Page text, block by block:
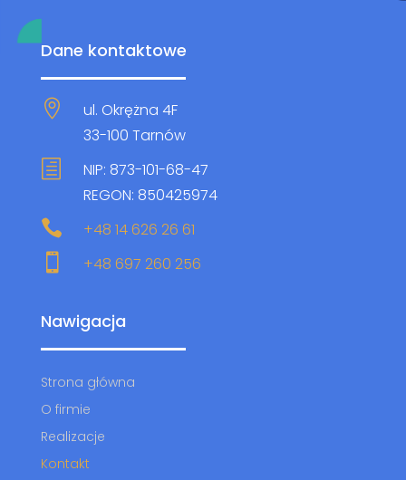
Dane kontaktowe

ul. Okrężna 4F
33-100 Tarnów
h
NIP: 873-101-68-47
REGON: 850425974
 +48 14 626 26 61
 +48 697 260 256
Nawigacja
Strona główna
O firmie
Realizacje
Kontakt